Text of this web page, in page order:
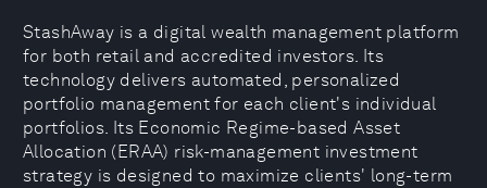
StashAway is a digital wealth management platform
for both retail and accredited investors. Its
technology delivers automated, personalized
portfolio management for each client's individual
portfolios. Its Economic Regime-based Asset
Allocation (ERAA) risk-management investment
strategy is designed to maximize clients' long-term